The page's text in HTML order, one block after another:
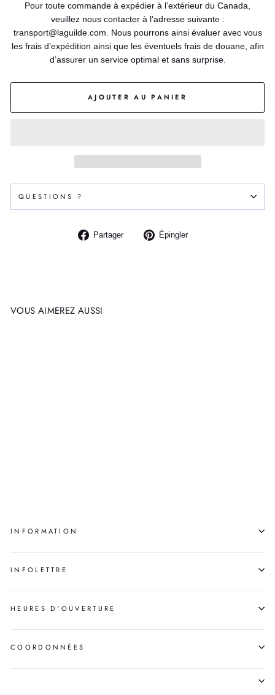
Pour toute commande à expédier à l’extérieur du Canada,
veuillez nous contacter à l’adresse suivante :
transport@laguilde.com. Nous pourrons ainsi évaluer avec vous
les frais d’expédition ainsi que les éventuels frais de douane, afin
d’assurer un service optimal et sans surprise.
AJOUTER AU PANIER
QUESTIONS ?
Partager
PartagerÉpingler
VOUS AIMEREZ AUSSI
INFORMATION
INFOLETTRE
HEURES D'OUVERTURE
COORDONNÉES